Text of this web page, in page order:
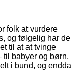
folk at vurdere
og følgelig har de
til at at tvinge
til babyer og børn,
i bund, og endda